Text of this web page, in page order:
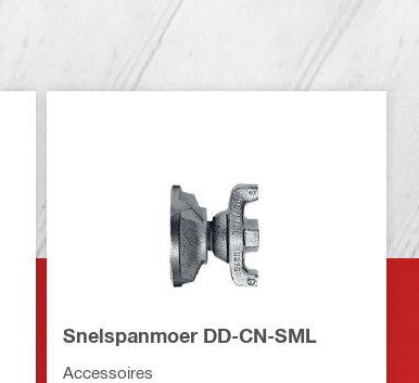
Snelspanmoer DD-CN-SML
Accessoires